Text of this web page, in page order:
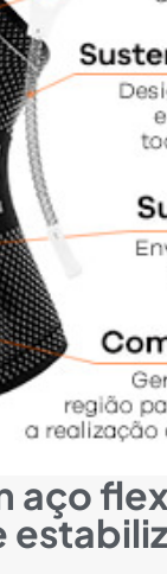
aço